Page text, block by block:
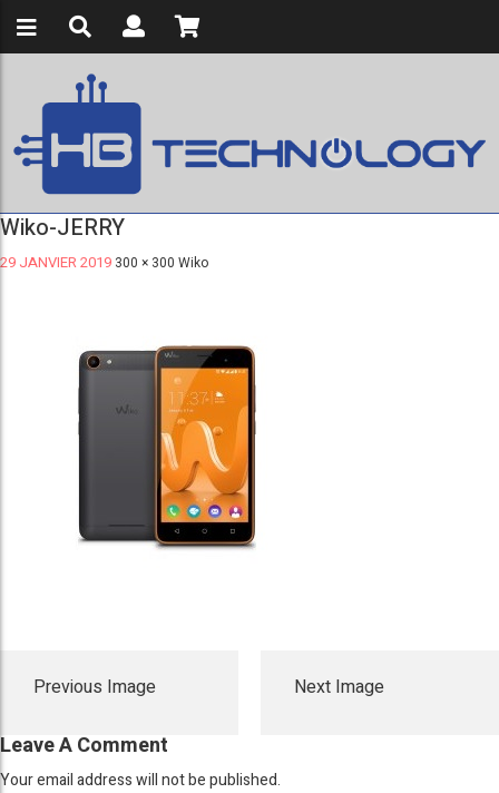
Wiko-JERRY
29 JANVIER 2019 300 × 300 Wiko
Previous Image Next Image
Leave A Comment
Your email address will not be published.